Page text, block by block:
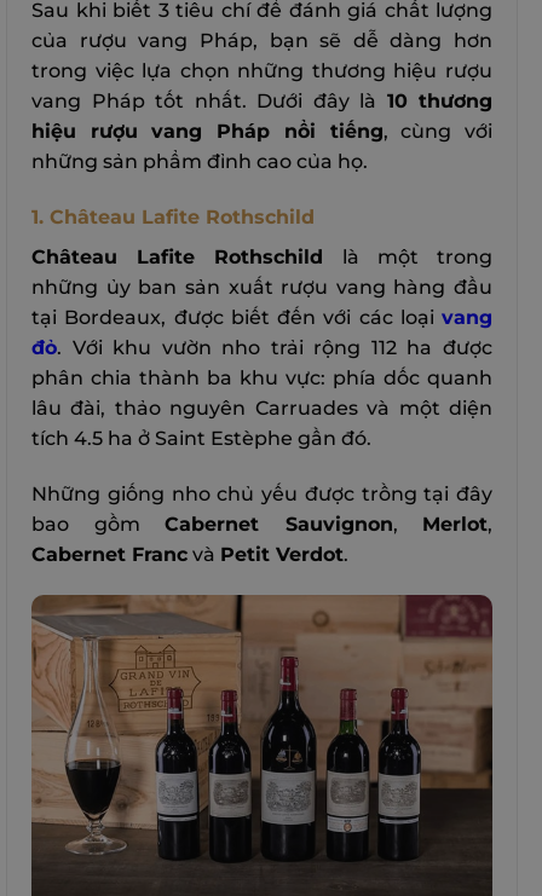
Sau khi biết 3 tiêu chí để đánh giá chất lượng
của rượu vang Pháp, bạn sẽ dễ dàng hơn
trong việc lựa chọn những thương hiệu rượu
vang Pháp tốt nhất. Dưới đây là 10 thương
hiệu rượu vang Pháp nổi tiếng, cùng với
những sản phẩm đỉnh cao của họ.
1. Château Lafite Rothschild
Château Lafite Rothschild
là một trong
những ủy ban sản xuất rượu vang hàng đầu
tại Bordeaux, được biết đến với các loại vang
đỏ. Với khu vườn nho trải rộng 112 ha được
phân chia thành ba khu vực: phía dốc quanh
lâu đài, thảo nguyên Carruades và một diện
tích 4.5 ha ở Saint Estèphe gần đó.
Những giống nho chủ yếu được trồng tại đây
bao gồm Cabernet Sauvignon, Merlot,
Cabernet Franc và Petit Verdot.